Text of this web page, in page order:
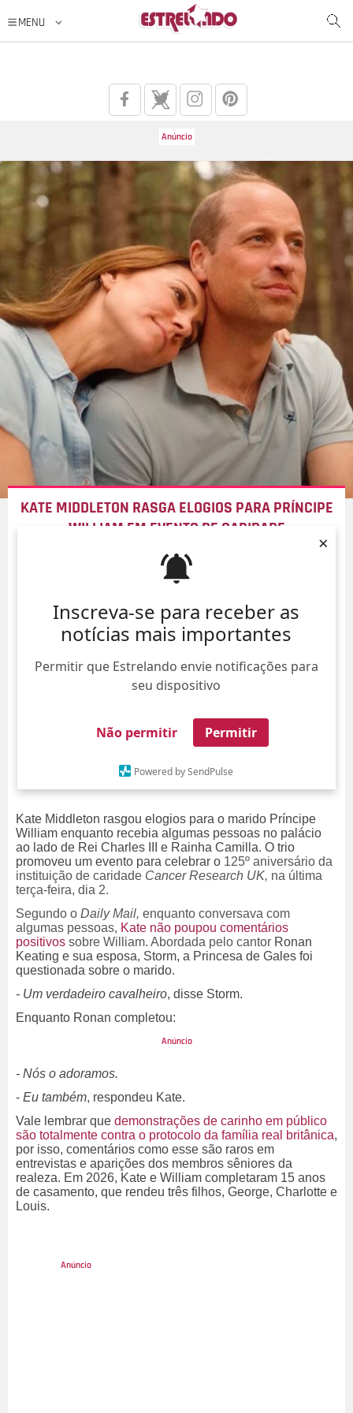
Inscreva-se para receber as
notícias mais importantes
Permitir que Estrelando envie notificações para
seu dispositivo
Não permitir Permitir
Powered by SendPulse
×
KATE MIDDLETON RASGA ELOGIOS PARA PRÍNCIPE
WILLIAM EM EVENTO DE CARIDADE
09/Ago/
Kate Middleton rasgou elogios para o marido Príncipe
William enquanto recebia algumas pessoas no palácio
ao lado de Rei Charles III e Rainha Camilla. O trio
promoveu um evento para celebrar o 125º aniversário da
instituição de caridade Cancer Research UK, na última
terça-feira, dia 2.
Segundo o Daily Mail, enquanto conversava com
algumas pessoas, Kate não poupou comentários
positivos sobre William. Abordada pelo cantor Ronan
Keating e sua esposa, Storm, a Princesa de Gales foi
questionada sobre o marido.
- Um verdadeiro cavalheiro, disse Storm.
Enquanto Ronan completou:
- Nós o adoramos.
- Eu também, respondeu Kate.
Vale lembrar que demonstrações de carinho em público
são totalmente contra o protocolo da família real britânica,
por isso, comentários como esse são raros em
entrevistas e aparições dos membros sêniores da
realeza. Em 2026, Kate e William completaram 15 anos
de casamento, que rendeu três filhos, George, Charlotte e
Louis.